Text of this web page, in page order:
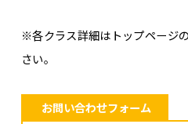
※各クラス詳細はトップページ
さい。
お問い合わせフォーム